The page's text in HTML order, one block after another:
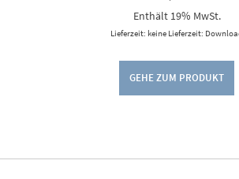
Enthält 19% MwSt.
Lieferzeit: keine Lieferzeit:
GEHE ZUM PRODUKT